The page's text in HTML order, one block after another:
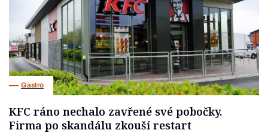
Gastro
KFC ráno nechalo zavřené své pobočky.
Firma po skandálu zkouší restart